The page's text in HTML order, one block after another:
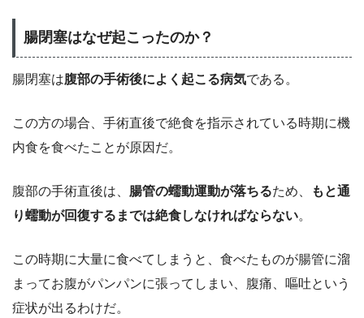
腸閉塞はなぜ起こったのか？
腸閉塞は腹部の手術後によく起こる病気である。
この方の場合、手術直後で絶食を指示されている時期に機
内食を食べたことが原因だ。
腹部の手術直後は、 腸管の蠕動運動が落ちるため、
もと通
り蠕動が回復するまでは絶食しなければならない。
この時期に大量に食べてしまうと、食べたものが腸管に溜
まってお腹がパンパンに張ってしまい、腹痛、嘔吐という
症状が出るわけだ。